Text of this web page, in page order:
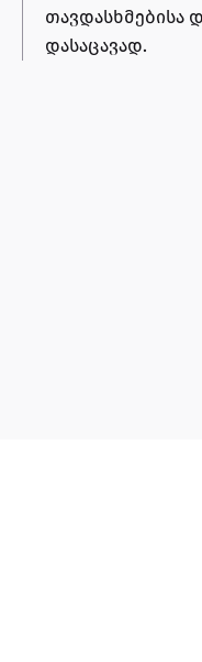
თავდასხმებისა
დასაცავად.